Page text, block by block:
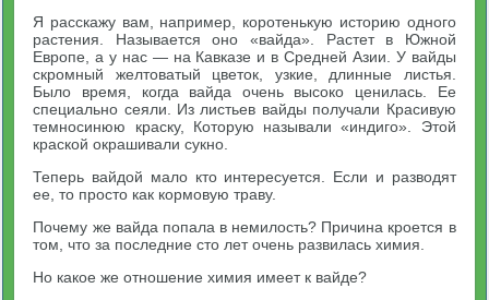
Я расскажу вам, например, коротенькую историю одного
растения. Называется оно «вайда». Растет в Южной
Европе, а у нас — на Кавказе и в Средней Азии. У вайды
скромный желтоватый цветок, узкие, длинные листья.
Было время, когда вайда очень высоко ценилась. Ее
специально сеяли. Из листьев вайды получали Красивую
темносинюю краску, Которую называли «индиго». Этой
краской окрашивали сукно.
Теперь вайдой мало кто интересуется. Если и разводят
ее, то просто как кормовую траву.
Почему же вайда попала в немилость? Причина кроется в
том, что за последние сто лет очень развилась химия.
Но какое же отношение химия имеет к вайде?